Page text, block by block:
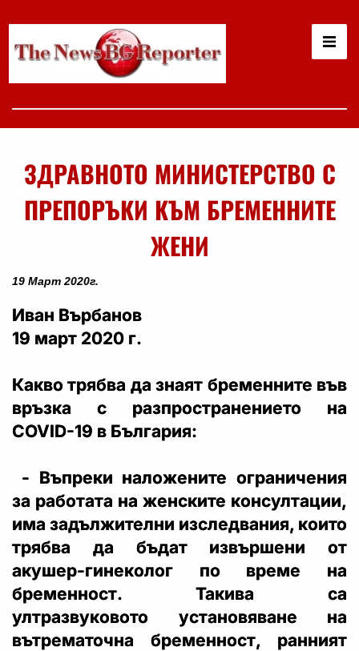
ЗДРАВНОТО МИНИСТЕРСТВО С
ПРЕПОРЪКИ КЪМ БРЕМЕННИТЕ
ЖЕНИ
19 Март 2020г.
Иван Върбанов
19 март 2020 г.
Какво трябва да знаят бременните във
връзка с разпространението на
COVID-19 в България:
- Въпреки наложените ограничения
за работата на женските консултации,
има задължителни изследвания, които
трябва да бъдат извършени от
акушер-гинеколог по време на
бременност. Такива са
ултразвуковото установяване на
вътрематочна бременност, ранният